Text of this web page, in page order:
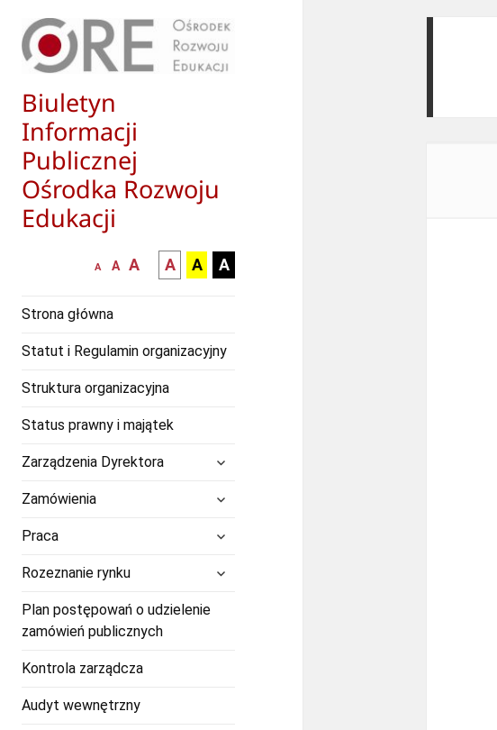
Biuletyn
Informacji
Publicznej
Ośrodka Rozwoju
Edukacji
mniejsza
A
normalna
A
większa-
czcionka
A
kontrast
czarny
białym
A
kontrast
czarny
zółtym
A
kontrast
żółty
A
Strona główna
Statut i Regulamin organizacyjny
Struktura organizacyjna
Status prawny i majątek
Zarządzenia Dyrektora
rozwiń
menu
Zamówienia
Praca
Rozeznanie rynkurozwiń
menu
potomne
Plan postępowań o udzielenie
zamówień publicznych
Kontrola zarządcza
Audyt wewnętrzny